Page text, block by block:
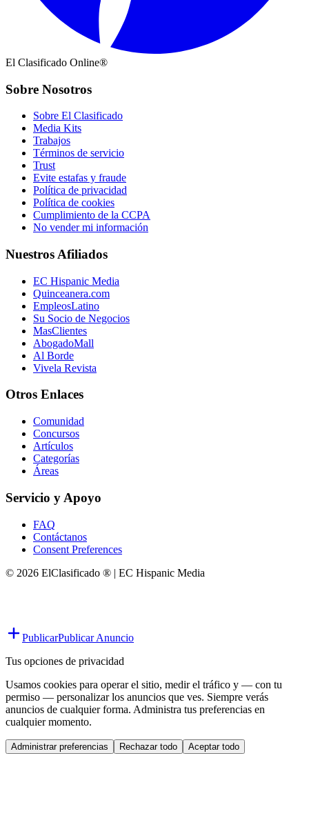
El Clasificado Online®
Sobre Nosotros
Sobre El Clasificado
Media Kits
Trabajos
Términos de servicio
Trust
Evite estafas y fraude
Política de privacidad
Política de cookies
Cumplimiento de la CCPA
No vender mi información
Nuestros Afiliados
EC Hispanic Media
Quinceanera.com
EmpleosLatino
Su Socio de Negocios
MasClientes
AbogadoMall
Al Borde
Vivela Revista
Otros Enlaces
Comunidad
Concursos
Artículos
Categorías
Áreas
Servicio y Apoyo
FAQ
Contáctanos
Consent Preferences
© 2026 ElClasificado ® | EC Hispanic Media
PublicarPublicar Anuncio
Tus opciones de privacidad
Usamos cookies para operar el sitio, medir el tráfico y — con tu
permiso — personalizar los anuncios que ves. Siempre verás
anuncios de cualquier forma. Administra tus preferencias en
cualquier momento.
Administrar preferencias Rechazar todo Aceptar todo